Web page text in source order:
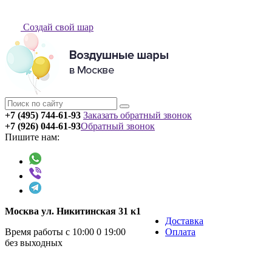
Создай свой шар
+7 (495) 744-61-93 Заказать обратный звонок
+7 (926) 044-61-93
Пишите нам:
Обратный звонок
Москва ул. Никитинская 31 к1
Время работы с 10:00 0 19:00
без выходных
Доставка
Оплата